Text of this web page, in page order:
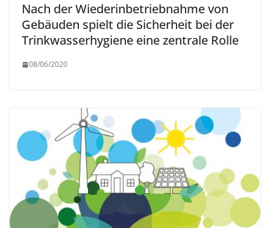
Nach der Wiederinbetriebnahme von
Gebäuden spielt die Sicherheit bei der
Trinkwasserhygiene eine zentrale Rolle
08/06/2020